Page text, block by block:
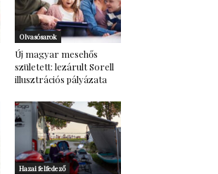
Olvasósarok
Új magyar mesehős
született: lezárult Sorell
illusztrációs pályázata
Hazai felfedező